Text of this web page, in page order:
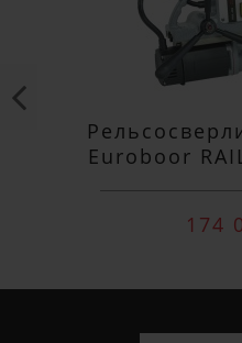
Euroboor
174